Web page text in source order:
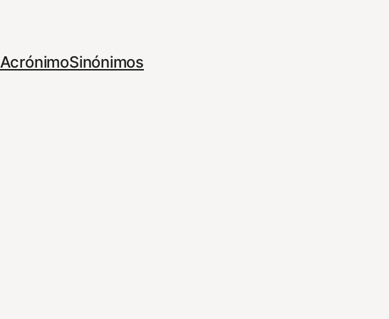
AcrónimoSinónimos